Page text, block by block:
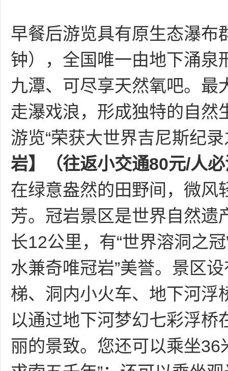
早餐后游览具有原生态瀑布
钟），全国唯一由地下涌泉
九潭、可尽享天然氧吧。最
走瀑戏浪，形成独特的自然
游览“荣获大世界吉尼斯纪
岩】（往返小交通80元/人
在绿意盎然的田野间，微风
芳。 冠岩景区是世界自然遗
长12公里，有“世界溶洞之
水兼奇唯冠岩”美誉。景区
梯、洞内小火车、地下河浮
以通过地下河梦幻七彩浮桥
丽的景致。您还可以乘坐36